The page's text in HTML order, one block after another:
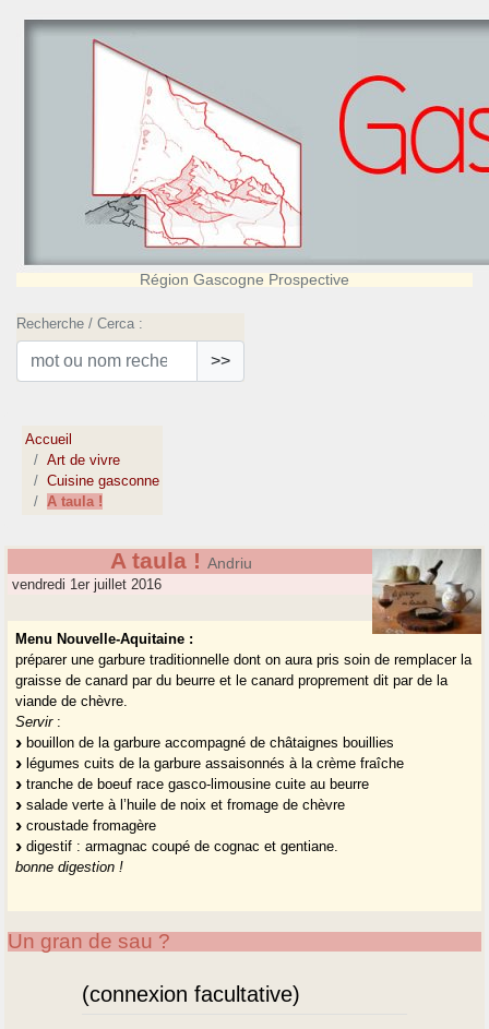
Région Gascogne Prospective
Recherche / Cerca :
>>
Accueil
Art de vivre
Cuisine gasconne
A taula !
A taula ! Andriu
vendredi 1er juillet 2016
Menu Nouvelle-Aquitaine :
préparer une garbure traditionnelle dont on aura pris soin de remplacer la
graisse de canard par du beurre et le canard proprement dit par de la
viande de chèvre.
Servir:
bouillon de la garbure accompagné de châtaignes bouillies
légumes cuits de la garbure assaisonnés à la crème fraîche
tranche de boeuf race gasco-limousine cuite au beurre
salade verte à l’huile de noix et fromage de chèvre
croustade fromagère
digestif : armagnac coupé de cognac et gentiane.
bonne digestion !
Un gran de sau ?
(connexion facultative)